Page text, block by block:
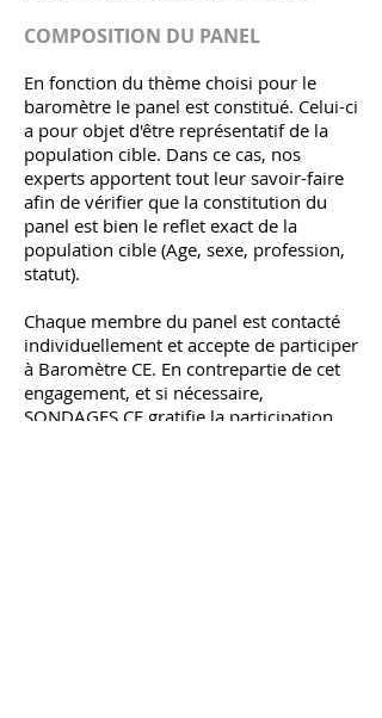
COMPOSITION DU PANEL
En fonction du thème choisi pour le
baromètre le panel est constitué. Celui-ci
a pour objet d'être représentatif de la
population cible. Dans ce cas, nos
experts apportent tout leur savoir-faire
afin de vérifier que la constitution du
panel est bien le reflet exact de la
population cible (Age, sexe, profession,
statut).
Chaque membre du panel est contacté
individuellement et accepte de participer
à Baromètre CE. En contrepartie de cet
engagement, et si nécessaire,
SONDAGES CE gratifie la participation